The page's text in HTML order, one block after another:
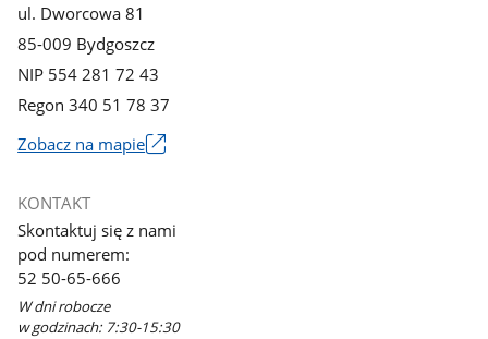
ul. Dworcowa 81
85-009 Bydgoszcz
NIP 554 281 72 43
Regon 340 51 78 37
Zobacz na mapie
się
w
nowym
oknie
KONTAKT
Skontaktuj się z nami
pod numerem:
52 50-65-666
W dni robocze
w godzinach: 7:30-15:30